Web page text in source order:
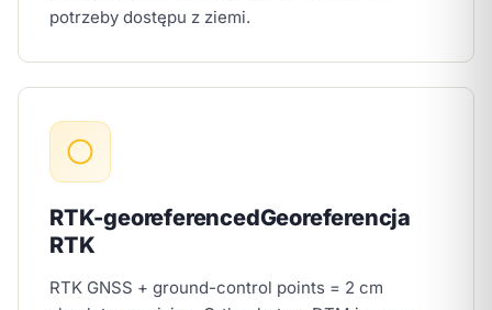
potrzeby dostępu z ziemi.
RTK-georeferencedGeoreferencja
RTK
RTK GNSS + ground-control points = 2 cm